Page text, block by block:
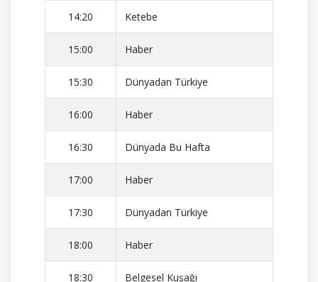
14:20 Ketebe
15:00 Haber
15:30 Dünyadan Türkiye
16:00 Haber
16:30 Dünyada Bu Hafta
17:00 Haber
17:30 Dünyadan Türkiye
18:00 Haber
18:30 Belgesel Kuşağı